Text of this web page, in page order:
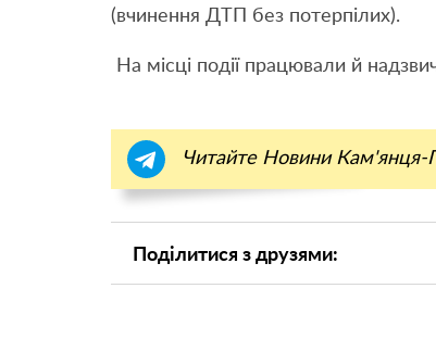
(вчинення ДТП без потерпілих).
На місці події працювали й
Читайте Новини Кам'янця-
Поділитися з друзями: